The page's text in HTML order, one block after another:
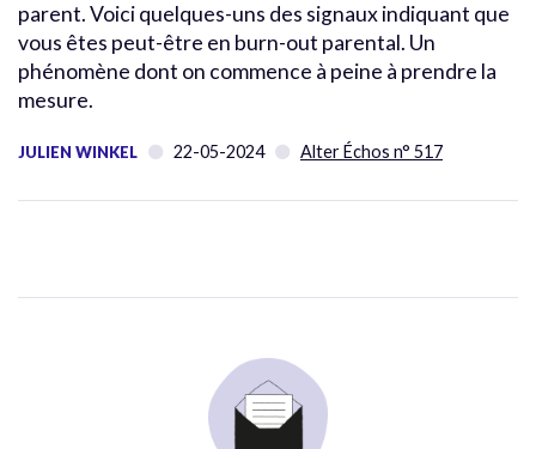
parent. Voici quelques-uns des signaux indiquant que
vous êtes peut-être en burn-out parental. Un
phénomène dont on commence à peine à prendre la
mesure.
JULIEN WINKEL 22-05-2024 Alter Échos n° 517